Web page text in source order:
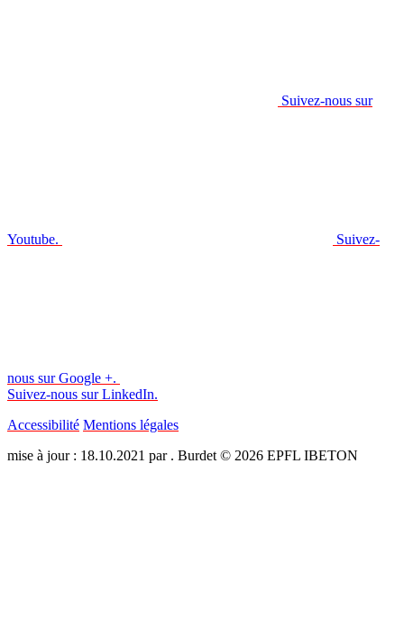
Suivez-nous sur
Youtube. Suivez-
nous sur Google +.
Suivez-nous sur LinkedIn.
Accessibilité Mentions légales
mise à jour : 18.10.2021 par . Burdet © 2026 EPFL IBETON